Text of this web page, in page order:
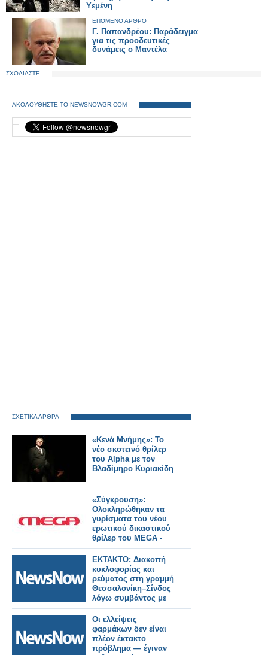
Υεμένη
ΕΠΟΜΕΝΟ ΑΡΘΡΟ
Γ. Παπανδρέου: Παράδειγμα
για τις προοδευτικές
δυνάμεις ο Μαντέλα
ΣΧΟΛΙΑΣΤΕ
ΑΚΟΛΟΥΘΗΣΤΕ ΤΟ NEWSNOWGR.COM
ΣΧΕΤΙΚΑ ΑΡΘΡΑ
«Κενά Μνήμης»: Το
νέο σκοτεινό θρίλερ
του Alpha με τον
Βλαδίμηρο Κυριακίδη
«Σύγκρουση»:
Ολοκληρώθηκαν τα
γυρίσματα του νέου
ερωτικού δικαστικού
θρίλερ του MEGA -
Δείτε νέο backstage
φωτογραφικό υλικό
ΕΚΤΑΚΤΟ: Διακοπή
κυκλοφορίας και
ρεύματος στη γραμμή
Θεσσαλονίκη–Σίνδος
λόγω συμβάντος με
άτομο.
Οι ελλείψεις
φαρμάκων δεν είναι
πλέον έκτακτο
πρόβλημα — έγιναν